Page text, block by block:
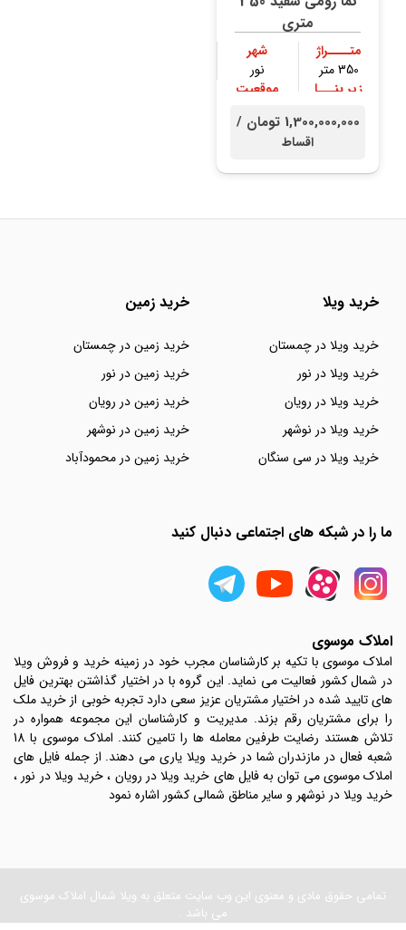
متری
متــــراژ
350 متر
شهر
نور
زیر بنـــا
موقعیت
1,300,000,000 تومان /
اقساط
خرید ویلا
خرید ویلا در چمستان
خرید ویلا در نور
خرید ویلا در رویان
خرید ویلا در نوشهر
خرید ویلا در سی سنگان
خرید زمین
خرید زمین در چمستان
خرید زمین در نور
خرید زمین در رویان
خرید زمین در نوشهر
خرید زمین در محمودآباد
ما را در شبکه های اجتماعی دنبال کنید
املاک موسوی
املاک موسوی با تکیه بر کارشناسان مجرب خود در زمینه خرید و فروش ویلا
در شمال کشور فعالیت می نماید. این گروه با در اختیار گذاشتن بهترین فایل
های تایید شده در اختیار مشتریان عزیز سعی دارد تجربه خوبی از خرید ملک
را برای مشتریان رقم بزند. مدیریت و کارشناسان این مجموعه همواره در
تلاش هستند رضایت طرفین معامله ها را تامین کنند. املاک موسوی با 18
شعبه فعال در مازندران شما در خرید ویلا یاری می دهند. از جمله فایل های
املاک موسوی می توان به فایل های خرید ویلا در رویان ، خرید ویلا در نور ،
خرید ویلا در نوشهر و سایر مناطق شمالی کشور اشاره نمود
تمامی حقوق مادی و معنوی این وب سایت متعلق به ویلا شمال املاک موسوی
می باشد .